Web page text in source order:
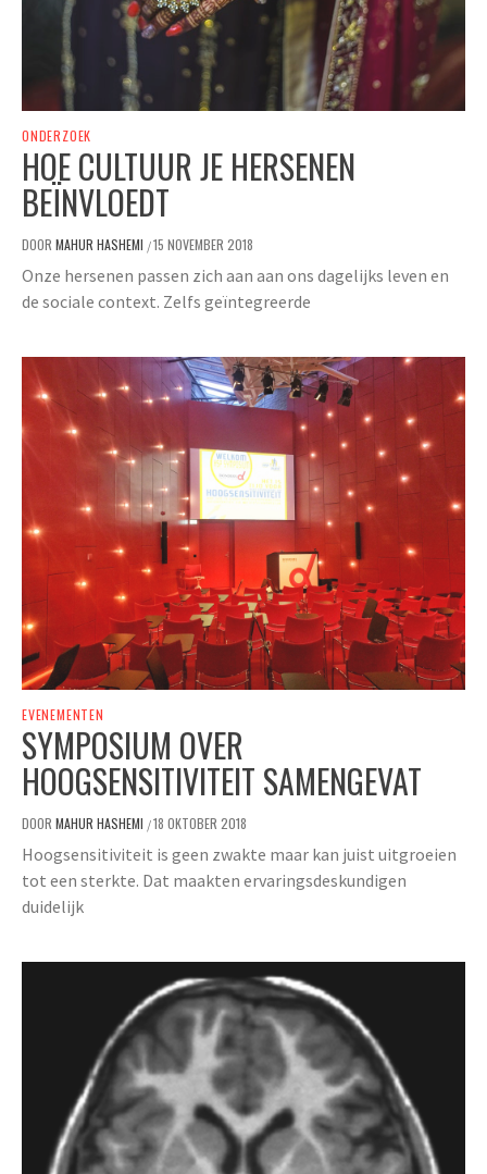
ONDERZOEK
HOE CULTUUR JE HERSENEN
BEÏNVLOEDT
DOOR MAHUR HASHEMI /15 NOVEMBER 2018
Onze hersenen passen zich aan aan ons dagelijks leven en
de sociale context. Zelfs geïntegreerde
EVENEMENTEN
SYMPOSIUM OVER
HOOGSENSITIVITEIT SAMENGEVAT
DOOR MAHUR HASHEMI /18 OKTOBER 2018
Hoogsensitiviteit is geen zwakte maar kan juist uitgroeien
tot een sterkte. Dat maakten ervaringsdeskundigen
duidelijk